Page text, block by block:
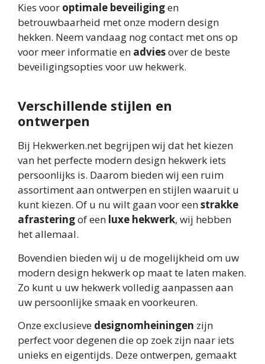
Kies voor optimale beveiligingen
betrouwbaarheid met onze modern design
hekken. Neem vandaag nog contact met ons op
voor meer informatie en adviesover de beste
beveiligingsopties voor uw hekwerk.
Verschillende stijlen en
ontwerpen
Bij Hekwerken.net begrijpen wij dat het kiezen
van het perfecte modern design hekwerk iets
persoonlijks is. Daarom bieden wij een ruim
assortiment aan ontwerpen en stijlen waaruit u
kunt kiezen. Of u nu wilt gaan voor eenstrakke
afrasteringof een luxe hekwerk, wij hebben
het allemaal.
Bovendien bieden wij u de mogelijkheid om uw
modern design hekwerk op maat te laten maken.
Zo kunt u uw hekwerk volledig aanpassen aan
uw persoonlijke smaak en voorkeuren.
Onze exclusieve designomheiningen zijn
perfect voor degenen die op zoek zijn naar iets
unieks en eigentijds. Deze ontwerpen, gemaakt